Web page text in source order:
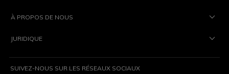
À PROPOS DE NOUS
JURIDIQUE
SUIVEZ-NOUS SUR LES RÉSEAUX SOCIAUX